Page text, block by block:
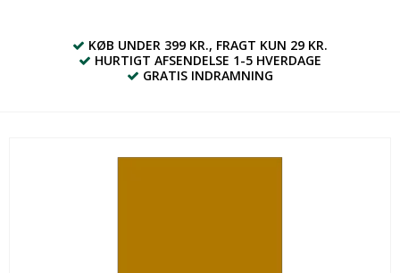
KØB UNDER 399 KR., FRAGT KUN 29 KR.
HURTIGT AFSENDELSE 1-5 HVERDAGE
GRATIS INDRAMNING